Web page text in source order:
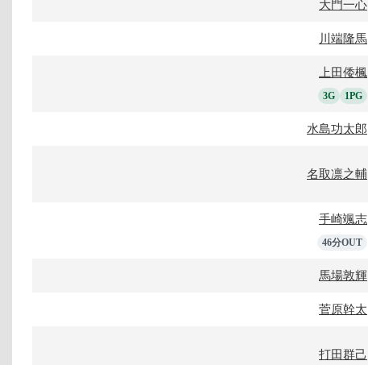
大門一心
川端隆馬
上田倭楓
3G 1PG
水島功太郎
名取凛之輔
手崎颯志
46分OUT
馬場敦輝
菅原幹太
打田群己